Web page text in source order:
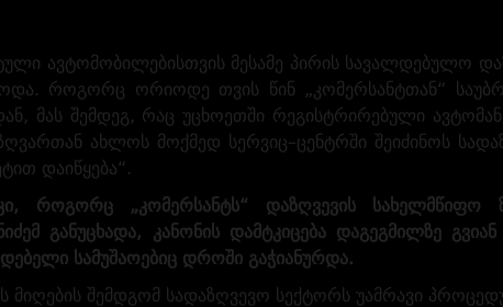
ავტომობილებისთვის მესამე პირის სავალდებულო
როგორც ორიოდე თვის წინ „კომერსანტთან“
მას შემდეგ, რაც უცხოეთში რეგისტრირებული
ახლოს მოქმედ სერვიც–ცენტრში შეიძინოს
დაიწყება“.
როგორც „კომერსანტს“ დაზღვევის სახელმწიფო
განუცხადა, კანონის დამტკიცება დაგეგმილზე
სამუშაოებიც დროში გაჭიანურდა.
მიღების შემდგომ სადაზღვევო სექტორს უამრავი